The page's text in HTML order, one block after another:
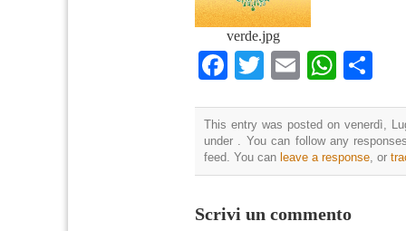
verde.jpg
Facebook
TwitterEmail
This entry was posted on venerdì,
under . You can follow any
feed. You can leave a response, or
Scrivi un commento